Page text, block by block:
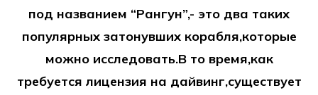
под названием “Рангун”,- это два таких
популярных затонувших корабля,которые
можно исследовать.В то время,как
требуется лицензия на дайвинг,существует